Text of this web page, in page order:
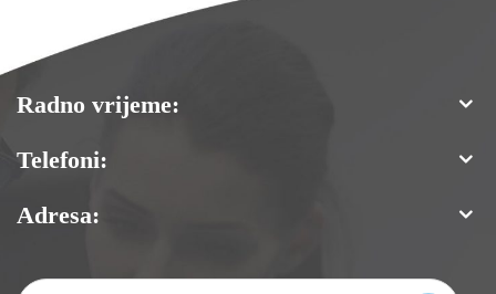
Radno vrijeme:
Telefoni:
Adresa: